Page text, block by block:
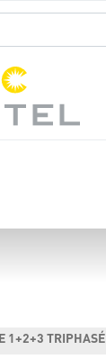
1+2+3 TRIPHASÉ